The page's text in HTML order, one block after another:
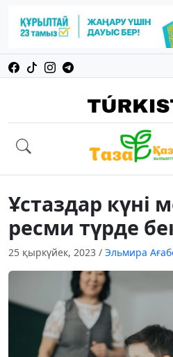
Ұстаздар күні
ресми түрде
25 қыркүйек, 2023 / Эльмира